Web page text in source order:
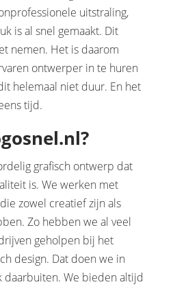
uitstraling,
is al snel gemaakt. Dit
nemen. Het is daarom
ontwerper in te huren
helemaal niet duur. En het
tijd.
grafisch ontwerp dat
is. We werken met
zowel creatief zijn als
Zo hebben we al veel
geholpen bij het
design. Dat doen we in
daarbuiten. We bieden altijd